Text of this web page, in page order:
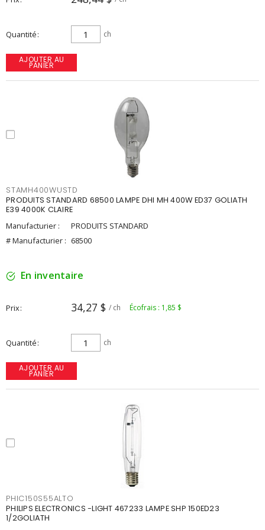
Quantité ch
AJOUTER AU
PANIER
STAMH400WUSTD
PRODUITS STANDARD 68500 LAMPE DHI MH 400W ED37 GOLIATH
E39 4000K CLAIRE
Manufacturier :
PRODUITS STANDARD
# Manufacturier : 68500
En inventaire
Prix 34,27 $ / ch Écofrais : 1,85 $
Quantité ch
AJOUTER AU
PANIER
PHIC150S55ALTO
PHILIPS ELECTRONICS -LIGHT 467233 LAMPE SHP 150ED23
1/2GOLIATH